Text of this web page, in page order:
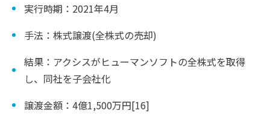
実行時期：2021年4月
手法：株式譲渡(全株式の売却)
結果：アクシスがヒューマンソフトの全株式を取得
し、同社を子会社化
譲渡金額：4億1,500万円[16]